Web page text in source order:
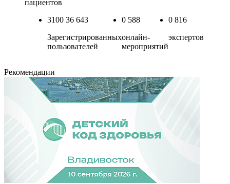
пациентов
3100 36 643
Зарегистрированных
пользователей
0 588
онлайн-
мероприятий
0 816
экспертов
Рекомендации